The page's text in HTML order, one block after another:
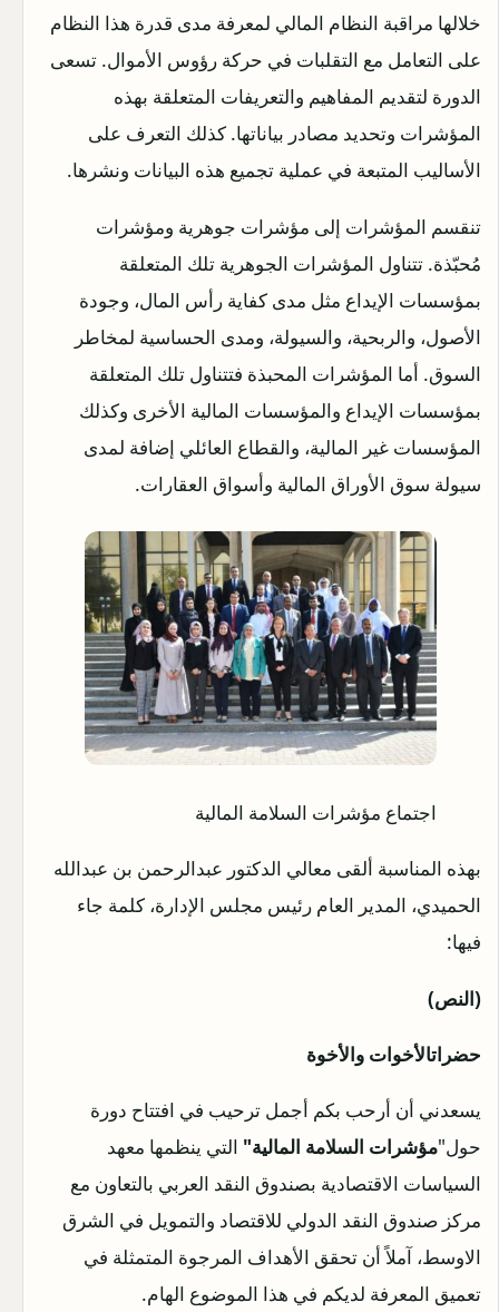
خلالها مراقبة النظام المالي لمعرفة مدى قدرة هذا النظام
على التعامل مع التقلبات في حركة رؤوس الأموال. تسعى
الدورة لتقديم المفاهيم والتعريفات المتعلقة بهذه
المؤشرات وتحديد مصادر بياناتها. كذلك التعرف على
الأساليب المتبعة في عملية تجميع هذه البيانات ونشرها.
تنقسم المؤشرات إلى مؤشرات جوهرية ومؤشرات
مُحبّذة. تتناول المؤشرات الجوهرية تلك المتعلقة
بمؤسسات الإيداع مثل مدى كفاية رأس المال، وجودة
الأصول، والربحية، والسيولة، ومدى الحساسية لمخاطر
السوق. أما المؤشرات المحبذة فتتناول تلك المتعلقة
بمؤسسات الإيداع والمؤسسات المالية الأخرى وكذلك
المؤسسات غير المالية، والقطاع العائلي إضافة لمدى
سيولة سوق الأوراق المالية وأسواق العقارات.
اجتماع مؤشرات السلامة المالية
بهذه المناسبة ألقى معالي الدكتور عبدالرحمن بن عبدالله
الحميدي، المدير العام رئيس مجلس الإدارة، كلمة جاء
فيها:
(النص)
حضراتالأخوات والأخوة
يسعدني أن أرحب بكم أجمل ترحيب في افتتاح دورة
حول"مؤشرات السلامة المالية" التي ينظمها معهد
السياسات الاقتصادية بصندوق النقد العربي بالتعاون مع
مركز صندوق النقد الدولي للاقتصاد والتمويل في الشرق
الاوسط، آملاً أن تحقق الأهداف المرجوة المتمثلة في
تعميق المعرفة لديكم في هذا الموضوع الهام.